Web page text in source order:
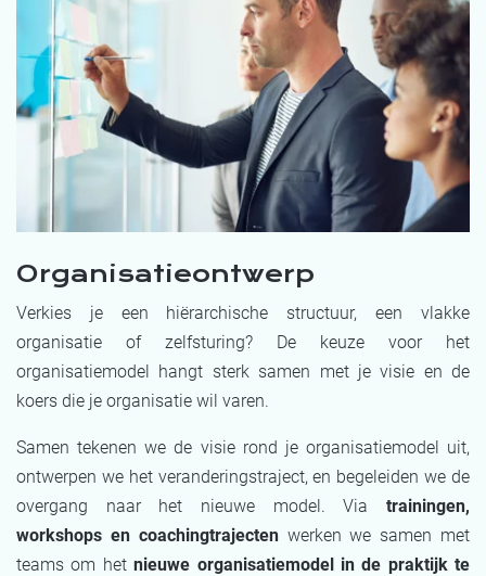
Organisatieontwerp
Verkies je een hiërarchische structuur, een vlakke
organisatie of zelfsturing? De keuze voor het
organisatiemodel hangt sterk samen met je visie en de
koers die je organisatie wil varen.
Samen tekenen we de visie rond je organisatiemodel uit,
ontwerpen we het veranderingstraject, en begeleiden we de
overgang naar het nieuwe model. Via trainingen,
workshops en coachingtrajecten werken we samen met
teams om hetnieuwe organisatiemodel in de praktijk te